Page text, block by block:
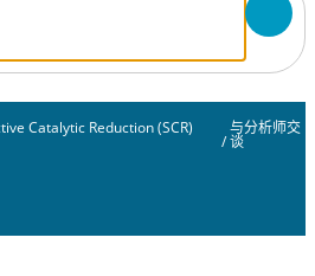
Catalytic Reduction (SCR)
/
与分析师交
谈